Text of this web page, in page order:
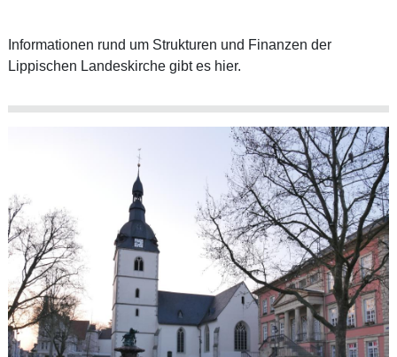
Informationen rund um Strukturen und Finanzen der
Lippischen Landeskirche gibt es hier.